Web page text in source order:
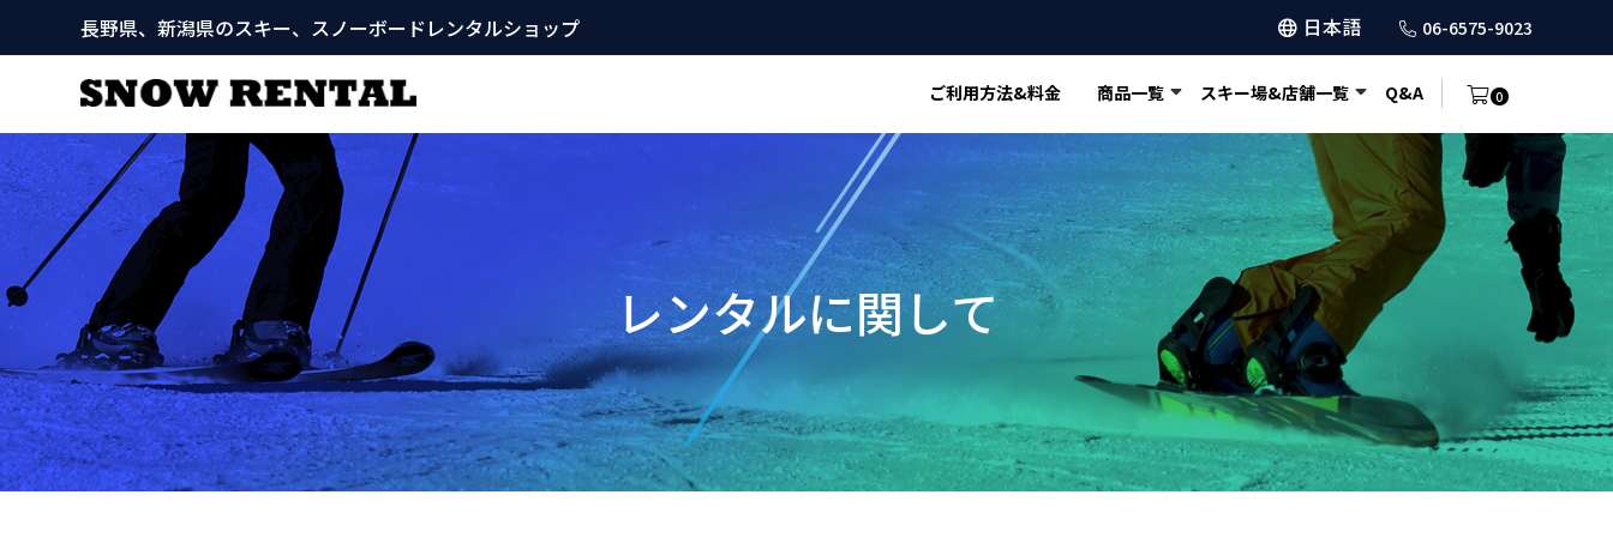
長野県、新潟県のスキー、スノーボードレンタルショップ 日本語 06-6575-9023
ご利用方法&料金 商品一覧 スキー場&店舗一覧 Q&A 0
レンタルに関して